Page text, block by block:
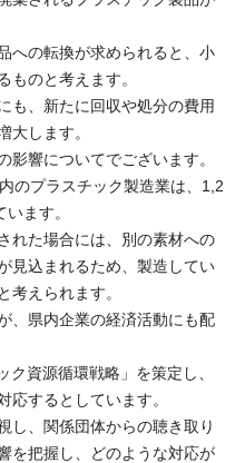
への転換が求められると、小
ものと考えます。
も、新たに回収や処分の費用
大します。
影響についてでございます。
のプラスチック製造業は、1,2
ます。
れた場合には、別の素材への
見込まれるため、製造してい
考えられます。
、県内企業の経済活動にも配
資源循環戦略」を策定し、
応するとしています。
し、関係団体からの聴き取り
を把握し、どのような対応が